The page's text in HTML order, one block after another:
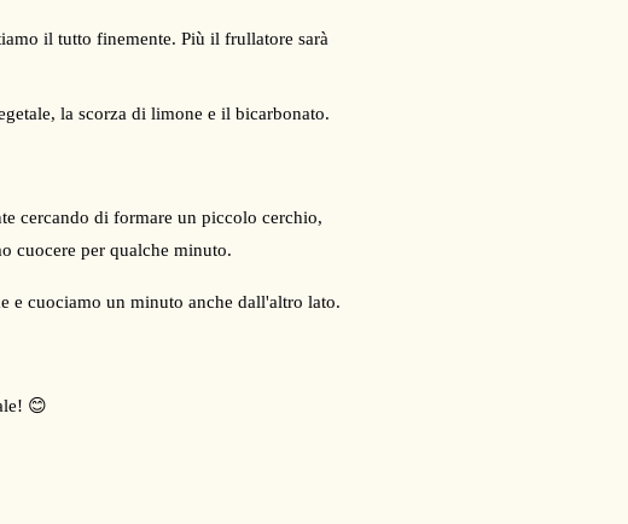
il tutto finemente. Più il frullatore sarà
la scorza di limone e il bicarbonato.
cercando di formare un piccolo cerchio,
cuocere per qualche minuto.
e cuociamo un minuto anche dall'altro lato.
😊